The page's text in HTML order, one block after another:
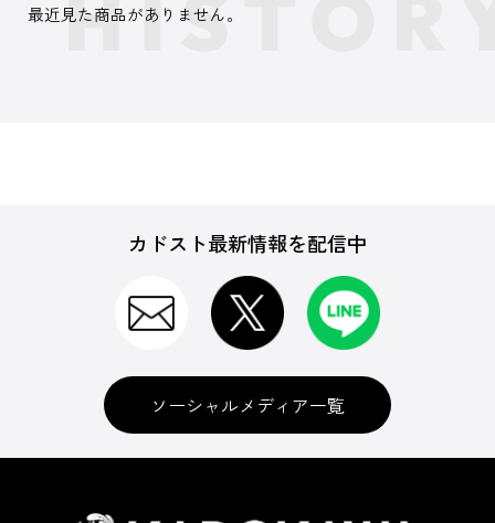
最近見た商品がありません。
カドスト最新情報を配信中
ソーシャルメディア一覧